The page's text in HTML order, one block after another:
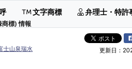
商標) 情報
文字商標 弁理士・特許
士山泉瑞水
更新日：